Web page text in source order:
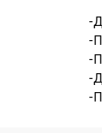
-
-
-
-
-